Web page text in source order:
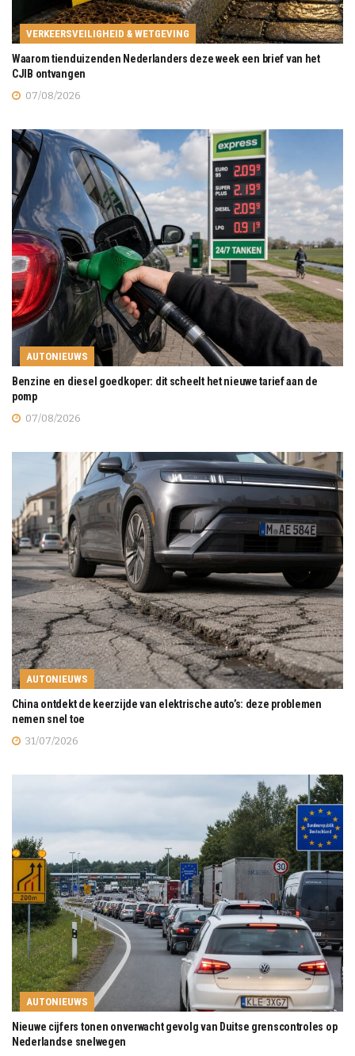
VERKEERSVEILIGHEID & WETGEVING
Waarom tienduizenden Nederlanders deze week een brief van het
CJIB ontvangen
07/08/2026
AUTONIEUWS
Benzine en diesel goedkoper: dit scheelt het nieuwe tarief aan de
pomp
07/08/2026
AUTONIEUWS
China ontdekt de keerzijde van elektrische auto’s: deze problemen
nemen snel toe
31/07/2026
AUTONIEUWS
Nieuwe cijfers tonen onverwacht gevolg van Duitse grenscontroles op
Nederlandse snelwegen